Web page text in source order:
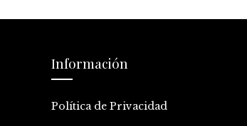
Información
Política de Privacidad